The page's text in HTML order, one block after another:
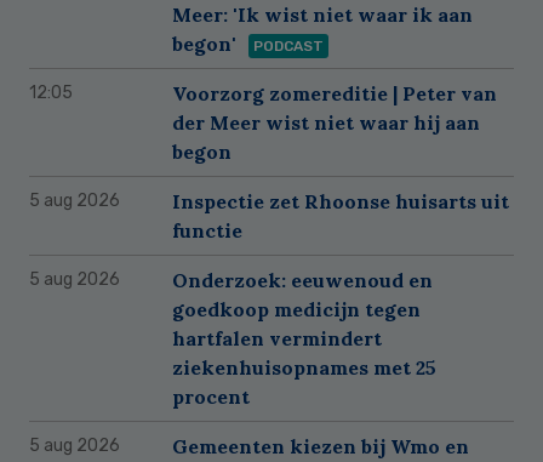
Meer: 'Ik wist niet waar ik aan
begon'
PODCAST
12:05
Voorzorg zomereditie | Peter van
der Meer wist niet waar hij aan
begon
5 aug 2026
Inspectie zet Rhoonse huisarts uit
functie
5 aug 2026
Onderzoek: eeuwenoud en
goedkoop medicijn tegen
hartfalen vermindert
ziekenhuisopnames met 25
procent
5 aug 2026
Gemeenten kiezen bij Wmo en